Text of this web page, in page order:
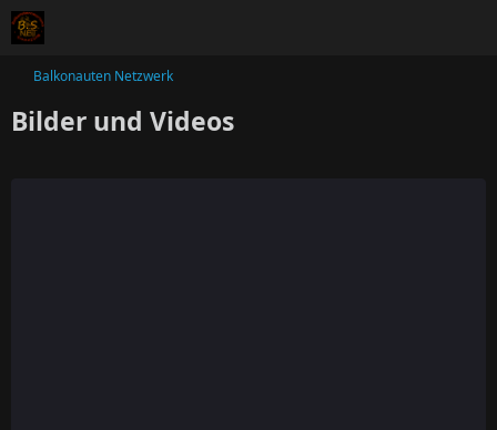
Balkonauten Netzwerk
Bilder und Videos